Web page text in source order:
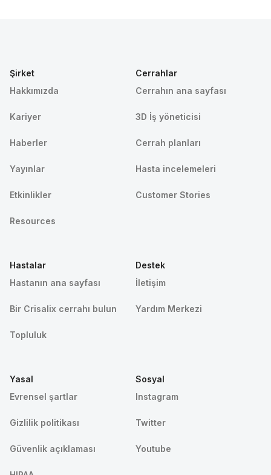
Şirket
Hakkımızda
Kariyer
Haberler
Yayınlar
Etkinlikler
Resources
Cerrahlar
Cerrahın ana sayfası
3D İş yöneticisi
Cerrah planları
Hasta incelemeleri
Customer Stories
Hastalar
Hastanın ana sayfası
Bir Crisalix cerrahı bulun
Topluluk
Destek
İletişim
Yardım Merkezi
Yasal
Evrensel şartlar
Gizlilik politikası
Güvenlik açıklaması
Sosyal
Instagram
Twitter
Youtube